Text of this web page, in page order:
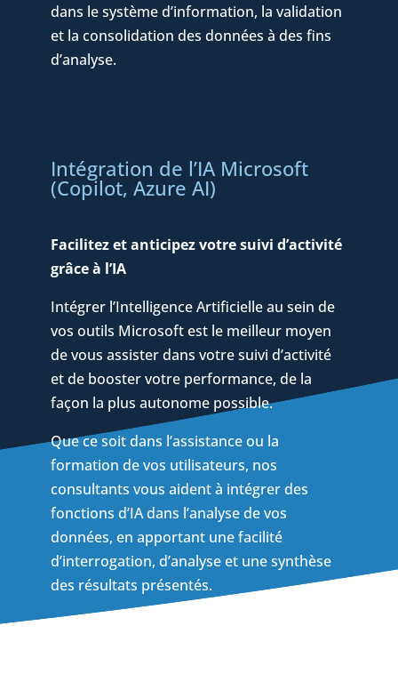
dans le système d’information, la validation
et la consolidation des données à des fins
d’analyse.
Intégration de l’IA Microsoft
(Copilot, Azure AI)
Facilitez et anticipez votre suivi d’activité
grâce à l’IA
Intégrer l’Intelligence Artificielle au sein de
vos outils Microsoft est le meilleur moyen
de vous assister dans votre suivi d’activité
et de booster votre performance, de la
façon la plus autonome possible.
Que ce soit dans l’assistance ou la
formation de vos utilisateurs, nos
consultants vous aident à intégrer des
fonctions d’IA dans l’analyse de vos
données, en apportant une facilité
d’interrogation, d’analyse et une synthèse
des résultats présentés.